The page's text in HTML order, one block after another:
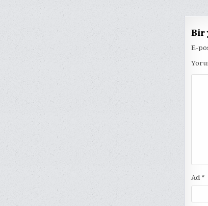
Bir
E-
Ad *